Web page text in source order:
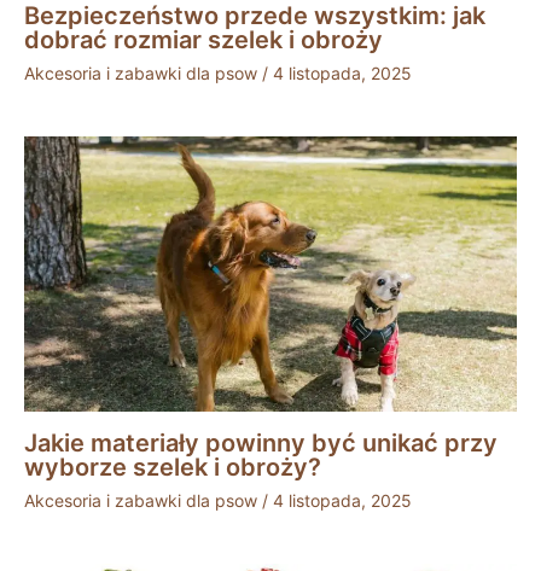
Bezpieczeństwo przede wszystkim: jak
dobrać rozmiar szelek i obroży
Akcesoria i zabawki dla psow / 4 listopada, 2025
Jakie materiały powinny być unikać przy
wyborze szelek i obroży?
Akcesoria i zabawki dla psow / 4 listopada, 2025